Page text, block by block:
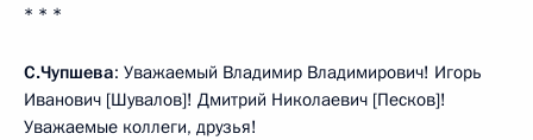
* * *
С.Чупшева: Уважаемый Владимир Владимирович! Игорь
Иванович [Шувалов]! Дмитрий Николаевич [Песков]!
Уважаемые коллеги, друзья!